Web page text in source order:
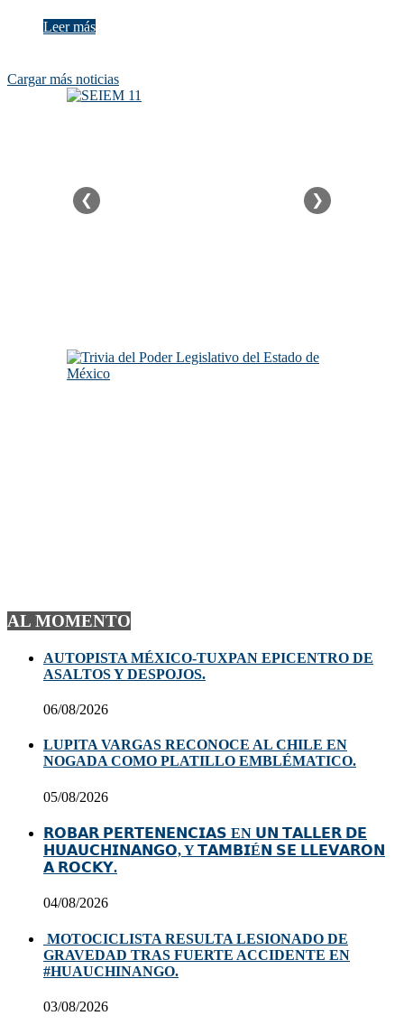
Leer más
Cargar más noticias
❮ ❯
AL MOMENTO
AUTOPISTA MÉXICO-TUXPAN EPICENTRO DE
ASALTOS Y DESPOJOS.
06/08/2026
LUPITA VARGAS RECONOCE AL CHILE EN
NOGADA COMO PLATILLO EMBLÉMATICO.
05/08/2026
𝗥𝗢𝗕𝗔𝗥 𝗣𝗘𝗥𝗧𝗘𝗡𝗘𝗡𝗖𝗜𝗔𝗦 EN 𝗨𝗡 𝗧𝗔𝗟𝗟𝗘𝗥 𝗗𝗘
𝗛𝗨𝗔𝗨𝗖𝗛𝗜𝗡𝗔𝗡𝗚𝗢, Y 𝗧𝗔𝗠𝗕𝗜É𝗡 𝗦𝗘 𝗟𝗟𝗘𝗩𝗔𝗥𝗢𝗡
𝗔 𝗥𝗢𝗖𝗞𝗬.
04/08/2026
MOTOCICLISTA RESULTA LESIONADO DE
GRAVEDAD TRAS FUERTE ACCIDENTE EN
#HUAUCHINANGO.
03/08/2026